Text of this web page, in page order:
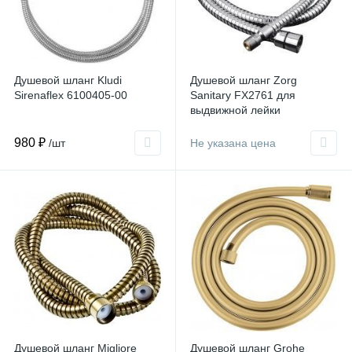
Душевой шланг Kludi
Sirenaflex 6100405-00
980 ₽ /шт
Душевой шланг Zorg
Sanitary FX2761 для
выдвижной лейки
Не указана цена
Душевой шланг Migliore Душевой шланг Grohe